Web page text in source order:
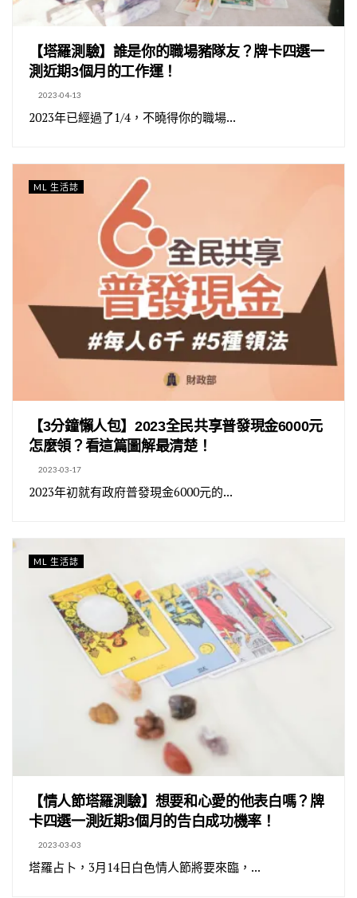
【塔羅測驗】誰是你的職場豬隊友？牌卡四選一
測近期3個月的工作運！
2023-04-13
2023年已經過了1/4，不曉得你的職場...
ML 生活誌
【3分鐘懶人包】2023全民共享普發現金6000元
怎麼領？看這篇圖解最清楚！
2023-03-17
2023年初就有政府普發現金6000元的...
ML 生活誌
【情人節塔羅測驗】想要和心愛的他表白嗎？牌
卡四選一測近期3個月的告白成功機率！
2023-03-03
塔羅占卜，3月14日白色情人節將要來臨，...